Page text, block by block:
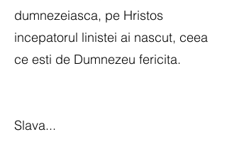
dumnezeiasca, pe Hristos
incepatorul linistei ai nascut, ceea
ce esti de Dumnezeu fericita.
Slava...